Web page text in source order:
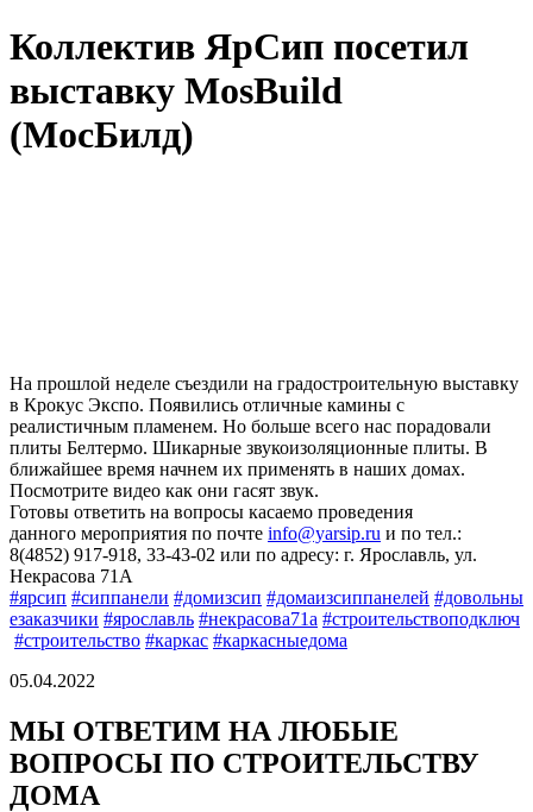
Коллектив ЯрСип посетил
выставку MosBuild
(МосБилд)
На прошлой неделе съездили на градостроительную выставку
в Крокус Экспо. Появились отличные камины с
реалистичным пламенем. Но больше всего нас порадовали
плиты Белтермо. Шикарные звукоизоляционные плиты. В
ближайшее время начнем их применять в наших домах.
Посмотрите видео как они гасят звук.
Готовы ответить на вопросы касаемо проведения
данного мероприятия по почте info@yarsip.ru и по тел.:
8(4852) 917-918, 33-43-02 или по адресу: г. Ярославль, ул.
Некрасова 71А
#ярсип #сиппанели #домизсип #домаизсиппанелей #довольны
езаказчики #ярославль #некрасова71а #строительствоподключ
#строительство #каркас #каркасныедома
05.04.2022
МЫ ОТВЕТИМ НА ЛЮБЫЕ
ВОПРОСЫ ПО СТРОИТЕЛЬСТВУ
ДОМА